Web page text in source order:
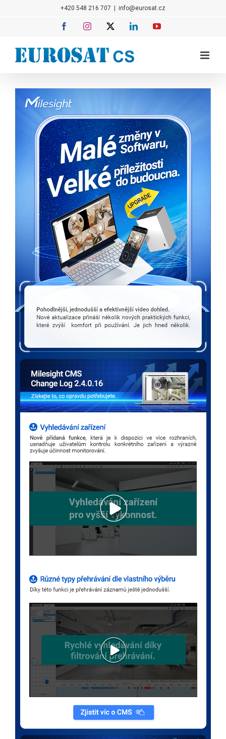
+420 548 216 707 info@eurosat.cz
FacebookInstagram LinkedInYouTube